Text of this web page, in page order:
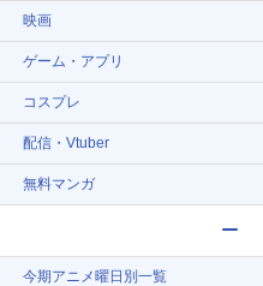
映画
ゲーム・アプリ
コスプレ
配信・Vtuber
無料マンガ
今期アニメ曜日別一覧